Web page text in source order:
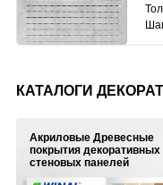
КАТАЛОГИ
Акриловые Древесные
покрытия декоративных
стеновых панелей